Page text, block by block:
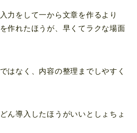
力をして一から文章を作るより
作れたほうが、早くてラクな場面
はなく、内容の整理までしやすく
ん導入したほうがいいとしょちょ